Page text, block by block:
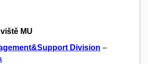
MU
Division –